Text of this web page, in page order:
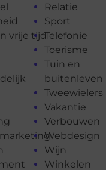
vrije tijd
Relatie
Sport
Telefonie
Toerisme
Tuin en
buitenleven
Tweewielers
Vakantie
Verbouwen
Webdesign
Wijn
Winkelen